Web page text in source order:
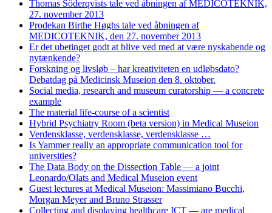
Thomas Söderqvists tale ved åbningen af MEDICOTEKNIK,
27. november 2013
Prodekan Birthe Høghs tale ved åbningen af
MEDICOTEKNIK, den 27. november 2013
Er det ubetinget godt at blive ved med at være nyskabende og
nytænkende?
Forskning og livsløb – har kreativiteten en udløbsdato?
Debatdag på Medicinsk Museion den 8. oktober.
Social media, research and museum curatorship — a concrete
example
The material life-course of a scientist
Hybrid Psychiatry Room (beta version) in Medical Museion
Verdensklasse, verdensklasse, verdensklasse …
Is Yammer really an appropriate communication tool for
universities?
The Data Body on the Dissection Table — a joint
Leonardo/Olats and Medical Museion event
Guest lectures at Medical Museion: Massimiano Bucchi,
Morgan Meyer and Bruno Strasser
Collecting and displaying healthcare ICT — are medical